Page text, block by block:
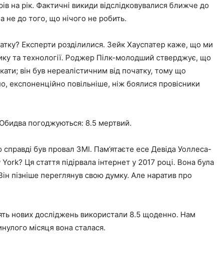
на рік. Фактичні викиди відслідковувалися ближче до
не до того, що нічого не робить.
Експерти розділилися. Зейк Хауспатер каже, що ми
та технології. Роджер Пілк-молодший стверджує, що
він був нереалістичним від початку, тому що
експоненційно повільніше, ніж боялися провісники
погоджуються: 8.5 мертвий.
справді був провал ЗМІ. Пам’ятаєте есе Девіда Уоллеса-
Ця стаття підірвала інтернет у 2017 році. Вона була
пізніше переглянув свою думку. Але наратив про
нових досліджень використали 8.5 щоденно. Нам
місяця вона сталася.